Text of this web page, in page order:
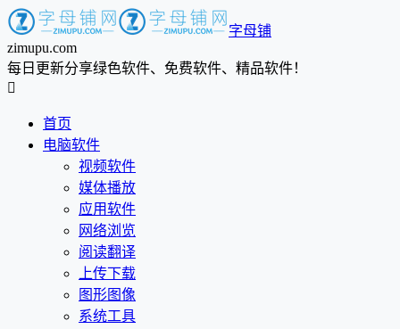
字母铺
zimupu.com
每日更新分享绿色软件、免费软件、精品软件！

首页
电脑软件
视频软件
媒体播放
应用软件
网络浏览
阅读翻译
上传下载
图形图像
系统工具